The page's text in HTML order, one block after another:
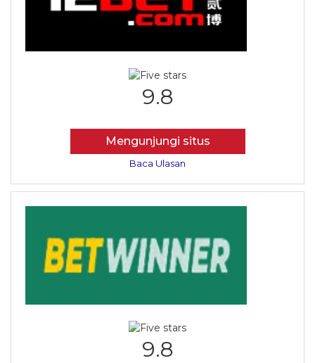
9.8
Mengunjungi situs
Baca Ulasan
9.8